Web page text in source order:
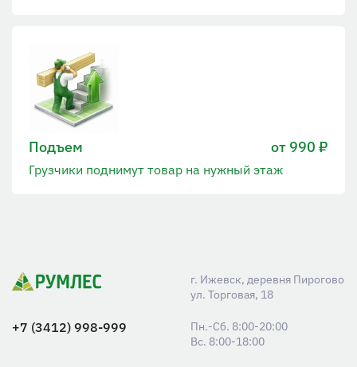
Подъем от 990 ₽
Грузчики поднимут товар на нужный этаж
г. Ижевск, деревня Пирогово
ул. Торговая, 18
+7 (3412) 998-999
Пн.-Сб. 8:00-20:00
Вс. 8:00-18:00